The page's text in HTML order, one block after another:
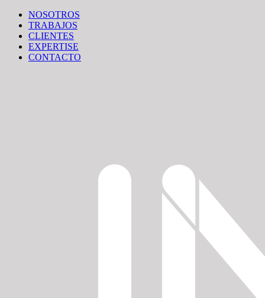
NOSOTROS
TRABAJOS
CLIENTES
EXPERTISE
CONTACTO